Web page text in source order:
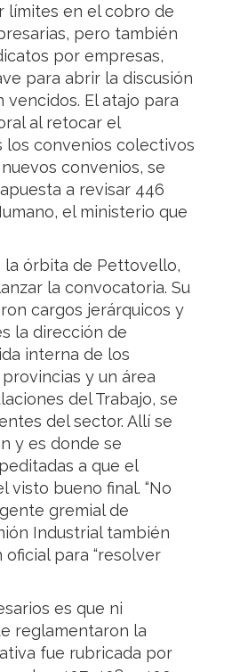
límites en el cobro de
pero también
por empresas,
para abrir la discusión
El atajo para
al retocar el
convenios colectivos
convenios, se
a revisar 446
el ministerio que
la órbita de Pettovello,
la convocatoria. Su
cargos jerárquicos y
la dirección de
interna de los
y un área
del Trabajo, se
del sector. Allí se
y es donde se
a que el
visto bueno final. “No
gremial de
Industrial también
para “resolver
es que ni
reglamentaron la
fue rubricada por